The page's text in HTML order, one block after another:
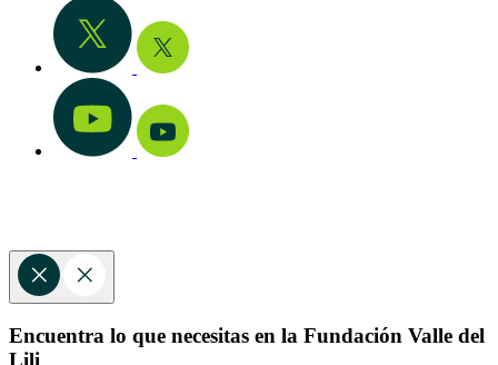
Encuentra lo que necesitas en la Fundación Valle del